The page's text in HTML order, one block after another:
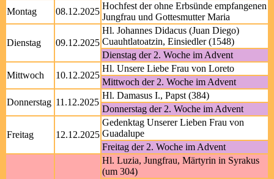
Montag
08.12.2025
Hochfest der ohne Erbsünde empfangenen
Jungfrau und Gottesmutter Maria
Dienstag 09.12.2025
Hl. Johannes Didacus (Juan Diego)
Cuauhtlatoatzin, Einsiedler (1548)
Dienstag der 2. Woche im Advent
Mittwoch
10.12.2025
Hl. Unsere Liebe Frau von Loreto
Mittwoch der 2. Woche im Advent
Donnerstag 11.12.2025
Hl. Damasus I., Papst (384)
Donnerstag der 2. Woche im Advent
Freitag 12.12.2025
Gedenktag Unserer Lieben Frau von
Guadalupe
Freitag der 2. Woche im Advent
Hl. Luzia, Jungfrau, Märtyrin in Syrakus
(um 304)